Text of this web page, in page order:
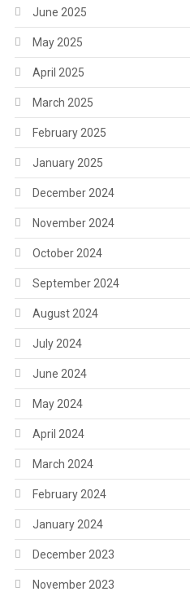
June 2025
May 2025
April 2025
March 2025
February 2025
January 2025
December 2024
November 2024
October 2024
September 2024
August 2024
July 2024
June 2024
May 2024
April 2024
March 2024
February 2024
January 2024
December 2023
November 2023